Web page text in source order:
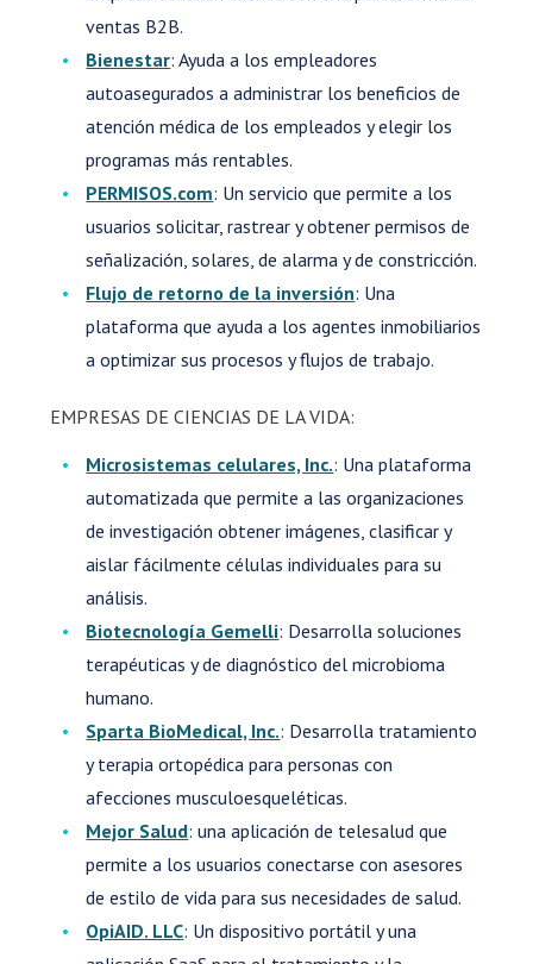
ventas B2B.
Bienestar: Ayuda a los empleadores
autoasegurados a administrar los beneficios de
atención médica de los empleados y elegir los
programas más rentables.
PERMISOS.com: Un servicio que permite a los
usuarios solicitar, rastrear y obtener permisos de
señalización, solares, de alarma y de constricción.
Flujo de retorno de la inversión: Una
plataforma que ayuda a los agentes inmobiliarios
a optimizar sus procesos y flujos de trabajo.
EMPRESAS DE CIENCIAS DE LA VIDA:
Microsistemas celulares, Inc.: Una plataforma
automatizada que permite a las organizaciones
de investigación obtener imágenes, clasificar y
aislar fácilmente células individuales para su
análisis.
Biotecnología Gemelli: Desarrolla soluciones
terapéuticas y de diagnóstico del microbioma
humano.
Sparta BioMedical, Inc.: Desarrolla tratamiento
y terapia ortopédica para personas con
afecciones musculoesqueléticas.
Mejor Salud: una aplicación de telesalud que
permite a los usuarios conectarse con asesores
de estilo de vida para sus necesidades de salud.
OpiAID. LLC: Un dispositivo portátil y una